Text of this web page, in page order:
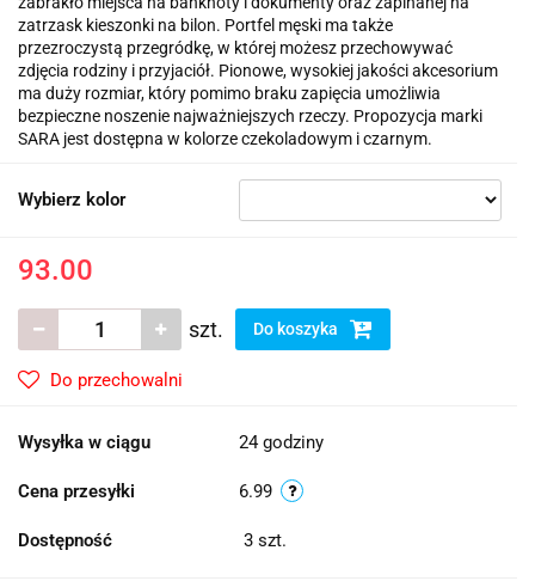
zatrzask kieszonki na bilon. Portfel męski ma także
przezroczystą przegródkę, w której możesz przechowywać
zdjęcia rodziny i przyjaciół. Pionowe, wysokiej jakości akcesorium
ma duży rozmiar, który pomimo braku zapięcia umożliwia
bezpieczne noszenie najważniejszych rzeczy. Propozycja marki
SARA jest dostępna w kolorze czekoladowym i czarnym.
Wybierz kolor
93.00
szt. Do koszyka
Do przechowalni
Wysyłka w ciągu 24 godziny
Cena przesyłki 6.99
Dostępność 3 szt.